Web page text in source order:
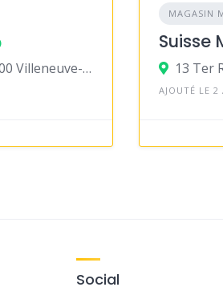
68 Av. Gabriel Péri, 30400 Villeneuve-lès-Avignon
MAGASIN
Suisse
AJOUTÉ LE
Social